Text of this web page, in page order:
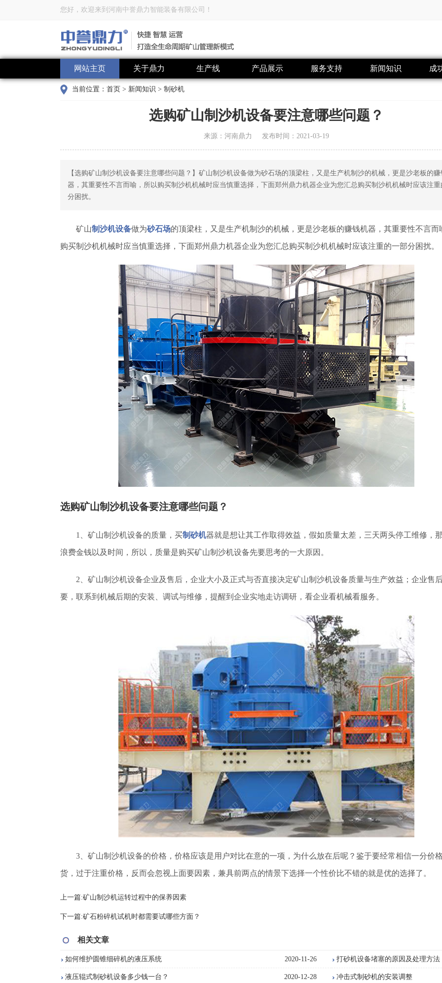
您好，欢迎来到河南中誉鼎力智能装备有限公司！
网站主页 关于鼎力 生产线 产品展示 服务支持 新闻知识 成
当前位置： 首页 > 新闻知识 > 制砂机
选购矿山制沙机设备要注意哪些问题？
来源：河南鼎力 发布时间：2021-03-19
【选购矿山制沙机设备要注意哪些问题？】矿山制沙机设备做为砂石场的顶梁柱，又是生产机制沙的机械，更是沙老板的赚
器，其重要性不言而喻，所以购买制沙机机械时应当慎重选择，下面郑州鼎力机器企业为您汇总购买制沙机机械时应该注
分困扰。
矿山制沙机设备做为砂石场的顶梁柱，又是生产机制沙的机械，更是沙老板的赚钱机器，其重要性不言而
购买制沙机机械时应当慎重选择，下面郑州鼎力机器企业为您汇总购买制沙机机械时应该注重的一部分困扰。
选购矿山制沙机设备要注意哪些问题？
1、矿山制沙机设备的质量，买制砂机器就是想让其工作取得效益，假如质量太差，三天两头停工维修，
浪费金钱以及时间，所以，质量是购买矿山制沙机设备先要思考的一大原因。
2、矿山制沙机设备企业及售后，企业大小及正式与否直接决定矿山制沙机设备质量与生产效益；企业售
要，联系到机械后期的安装、调试与维修，提醒到企业实地走访调研，看企业看机械看服务。
3、矿山制沙机设备的价格，价格应该是用户对比在意的一项，为什么放在后呢？鉴于要经常相信一分价
货，过于注重价格，反而会忽视上面要因素，兼具前两点的情景下选择一个性价比不错的就是优的选择了。
上一篇:矿山制沙机运转过程中的保养因素
下一篇:矿石粉碎机试机时都需要试哪些方面？
相关文章
如何维护圆锥细碎机的液压系统 2020-11-26 打砂机设备堵塞的原因及处理方法
液压辊式制砂机设备多少钱一台？ 2020-12-28 冲击式制砂机的安装调整